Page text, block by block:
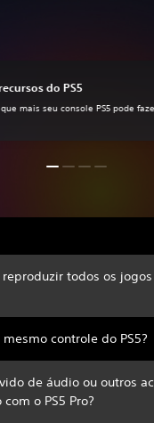
do PS5
mais seu console PS5 pode
reproduzir todos os
mesmo controle do PS5?
de áudio ou outros
o PS5 Pro?